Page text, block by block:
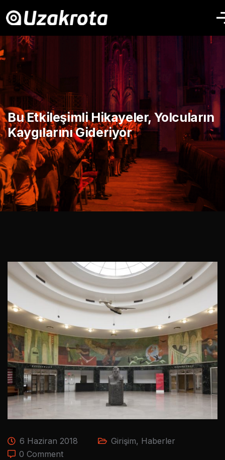
Bu Etkileşimli Hikayeler, Yolcuların
Kaygılarını Gideriyor
6 Haziran 2018 Girişim, Haberler
0 Comment